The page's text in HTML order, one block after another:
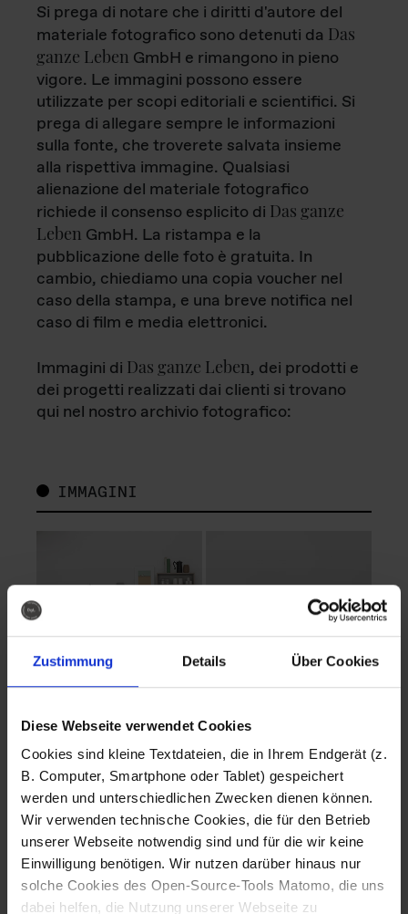
Zustimmung Details Über Cookies
Diese Webseite verwendet Cookies
Cookies sind kleine Textdateien, die in Ihrem Endgerät (z.
B. Computer, Smartphone oder Tablet) gespeichert
werden und unterschiedlichen Zwecken dienen können.
Wir verwenden technische Cookies, die für den Betrieb
unserer Webseite notwendig sind und für die wir keine
Einwilligung benötigen. Wir nutzen darüber hinaus nur
solche Cookies des Open-Source-Tools Matomo, die uns
dabei helfen, die Nutzung unserer Webseite zu
Si prega di notare che i diritti d'autore del
materiale fotografico sono detenuti da Das
ganze Leben GmbH e rimangono in pieno
vigore. Le immagini possono essere
utilizzate per scopi editoriali e scientifici. Si
prega di allegare sempre le informazioni
sulla fonte, che troverete salvata insieme
alla rispettiva immagine. Qualsiasi
alienazione del materiale fotografico
richiede il consenso esplicito di Das ganze
Leben GmbH. La ristampa e la
pubblicazione delle foto è gratuita. In
cambio, chiediamo una copia voucher nel
caso della stampa, e una breve notifica nel
caso di film e media elettronici.
Immagini di Das ganze Leben, dei prodotti e
dei progetti realizzati dai clienti si trovano
qui nel nostro archivio fotografico:
IMMAGINI
Fotografo: Lorenz
Sternbach
Download
Fotografo: Lorenz
Sternbach
Download